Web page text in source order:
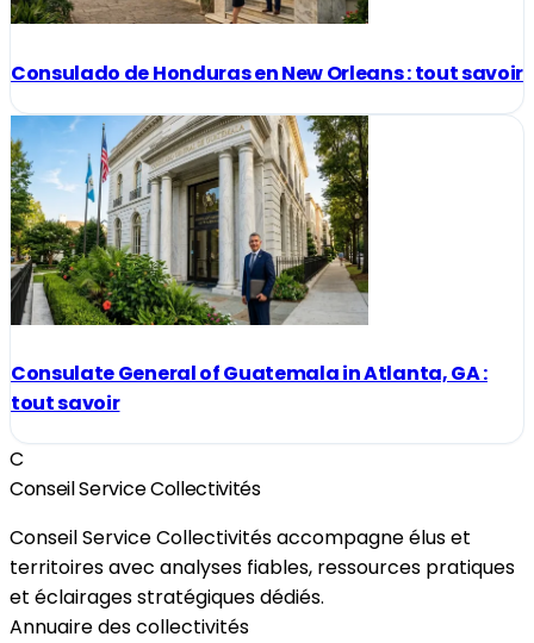
Consulado de Honduras en New Orleans : tout savoir
Consulate General of Guatemala in Atlanta, GA :
tout savoir
C
Conseil Service Collectivités
Conseil Service Collectivités accompagne élus et
territoires avec analyses fiables, ressources pratiques
et éclairages stratégiques dédiés.
Annuaire des collectivités